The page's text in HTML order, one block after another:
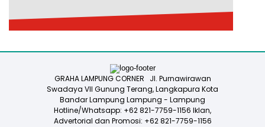
GRAHA LAMPUNG CORNER Jl. Purnawirawan
Swadaya VII Gunung Terang, Langkapura Kota
Bandar Lampung Lampung - Lampung
Hotline/Whatsapp: +62 821-7759-1156 Iklan,
Advertorial dan Promosi: +62 821-7759-1156